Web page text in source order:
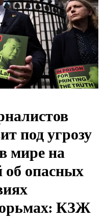
под угрозу
мире на
опасных
КЗЖ